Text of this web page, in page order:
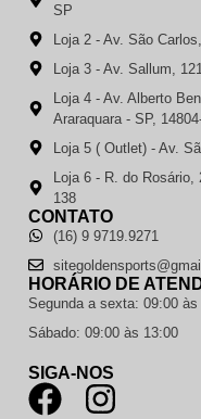
SP
Loja 2 - Av. São
Loja 3 - Av. Sallum,
Loja 4 - Av. Alberto
Araraquara - SP,
Loja 5 ( Outlet) - Av.
Loja 6 - R. do Rosário,
138
CONTATO
(16) 9 9719.9271
HORÁRIO DE
Segunda a sexta: 09:00 às
Sábado: 09:00 às 13:00
SIGA-NOS